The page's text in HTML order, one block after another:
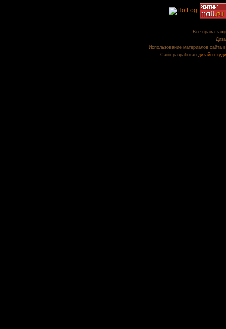
Все права
Использование материалов сайта
Сайт разработан дизайн-